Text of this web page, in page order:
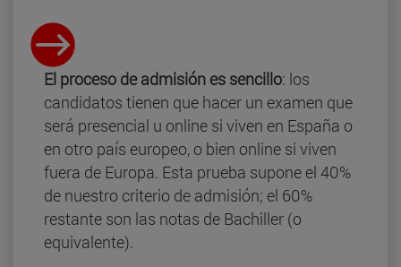
El proceso de admisión es sencillo: los
candidatos tienen que hacer un examen que
será presencial u online si viven en España o
en otro país europeo, o bien online si viven
fuera de Europa. Esta prueba supone el 40%
de nuestro criterio de admisión; el 60%
restante son las notas de Bachiller (o
equivalente).